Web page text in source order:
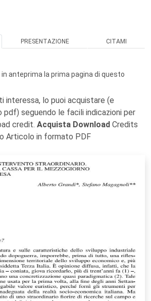
PRESENTAZIONE CITAMI
anteprima la prima pagina di questo
interessa, lo puoi acquistare (e
pdf) seguendo le facili indicazioni per
credit. Acquista Download Credits
Articolo in formato PDF